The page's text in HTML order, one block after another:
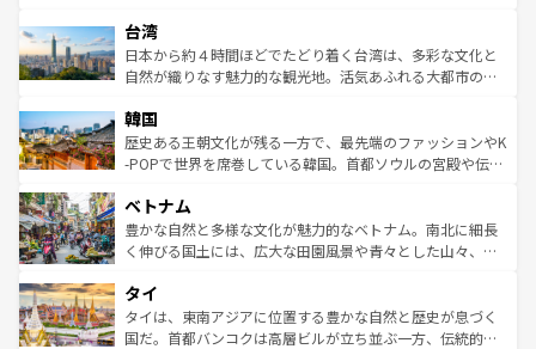
情報は
人々、おいしいローカルフードやハワイアンミュージッ
ク、伝統的なフラダンスなど、すべてがハワイの魅力を彩
っている。訪れるたびに新しい発見と感動が待っているハ
はコンテンツ一覧
リアリーフや大陸中央部にそびえるウルル（エアーズロッ
ク）、タスマニアの美しい原生林やケアンズの熱帯雨林な
ど、見どころがたくさん。また、カフェやワイン、オージ
いる。アクティビティも充実しており、サーフィンやダイ
ビング、ハイキングなど、アウトドア好きにはたまらな
い。オーストラリアの多彩な魅力を存分に味わいつくそ
参照してほしい。
台湾
日本から約４時間ほどでたどり着く台湾は、多彩な文化と
自然が織りなす魅力的な観光地。活気あふれる大都市の台
ン）、静ひつな山岳地帯である台湾東部など、都市の喧騒
と山間の静けさが共存しており、訪れる人に新しい発見と
驚きをもたらしてくれる。また、奥深い台湾の食文化も魅
容にもいいと評判のスイーツなど、バラエティ豊かな料理
が味わえる。 なお、新着の台湾情報は コンテンツ一覧を参
照してほしい。
韓国
歴史ある王朝文化が残る一方で、最先端のファッションやK
-POPで世界を席巻している韓国。首都ソウルの宮殿や伝統
き、地方に足を延ばせば四季折々の自然美を楽しむことが
できる。そして、キムチや焼肉、絶品のストリートフード
まで、さまざまな韓国料理が待っている。夜には、韓国な
リティに包まれながら、韓国の多彩な魅力を心ゆくまで味
わってみてほしい。 なお、新着の韓国情報はコンテンツ一
覧を参照してほしい。
ベトナム
豊かな自然と多様な文化が魅力的なベトナム。南北に細長
く伸びる国土には、広大な田園風景や青々とした山々、世
急速な発展と共に伝統が息づく。ハノイの古い町並みやホ
ーチミン市のフランス統治時代の建物も、独特の雰囲気を
醸し出している。また、バラエティの豊かさとおいしさで
タイ
タイは、東南アジアに位置する豊かな自然と歴史が息づく
国だ。首都バンコクは高層ビルが立ち並ぶ一方、伝統的な